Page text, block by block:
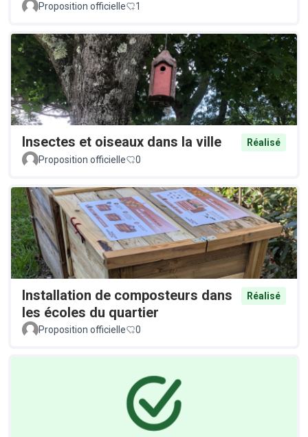
Proposition officielle 1
Insectes et oiseaux dans la ville
Réalisé
Proposition officielle
0
Installation de composteurs dans
les écoles du quartier
Réalisé
Proposition officielle 0